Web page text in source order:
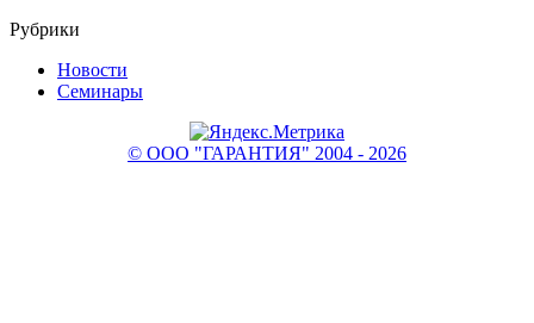
Рубрики
Новости
Семинары
© ООО "ГАРАНТИЯ" 2004 - 2026